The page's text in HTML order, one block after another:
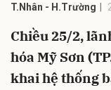
T.Nhân - H.Trường
Chiều 25/2,
hóa Mỹ Sơn
khai hệ thống